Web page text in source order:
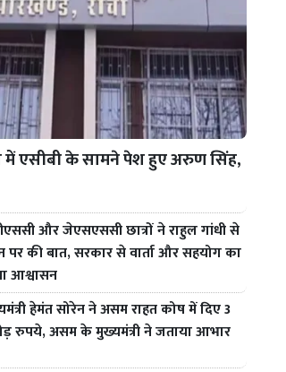
में एसीबी के सामने पेश हुए अरुण सिंह,
और जेएसएससी छात्रों ने राहुल गांधी से
पर की बात, सरकार से वार्ता और सहयोग का
आश्वासन
हेमंत सोरेन ने असम राहत कोष में दिए 3
रुपये, असम के मुख्यमंत्री ने जताया आभार